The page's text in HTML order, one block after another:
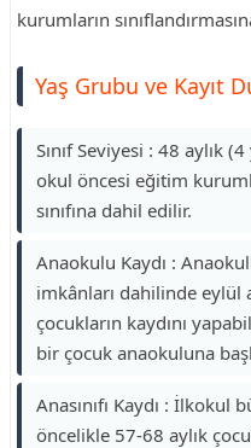
kurumların
Yaş Grubu ve Kayıt
Sınıf Seviyesi : 48 aylık
okul öncesi eğitim
sınıfına dahil edilir.
Anaokulu Kaydı :
imkânları dahilinde eylül
çocukların kaydını
bir çocuk anaokuluna
Anasınıfı Kaydı : İlkokul
öncelikle 57-68 aylık